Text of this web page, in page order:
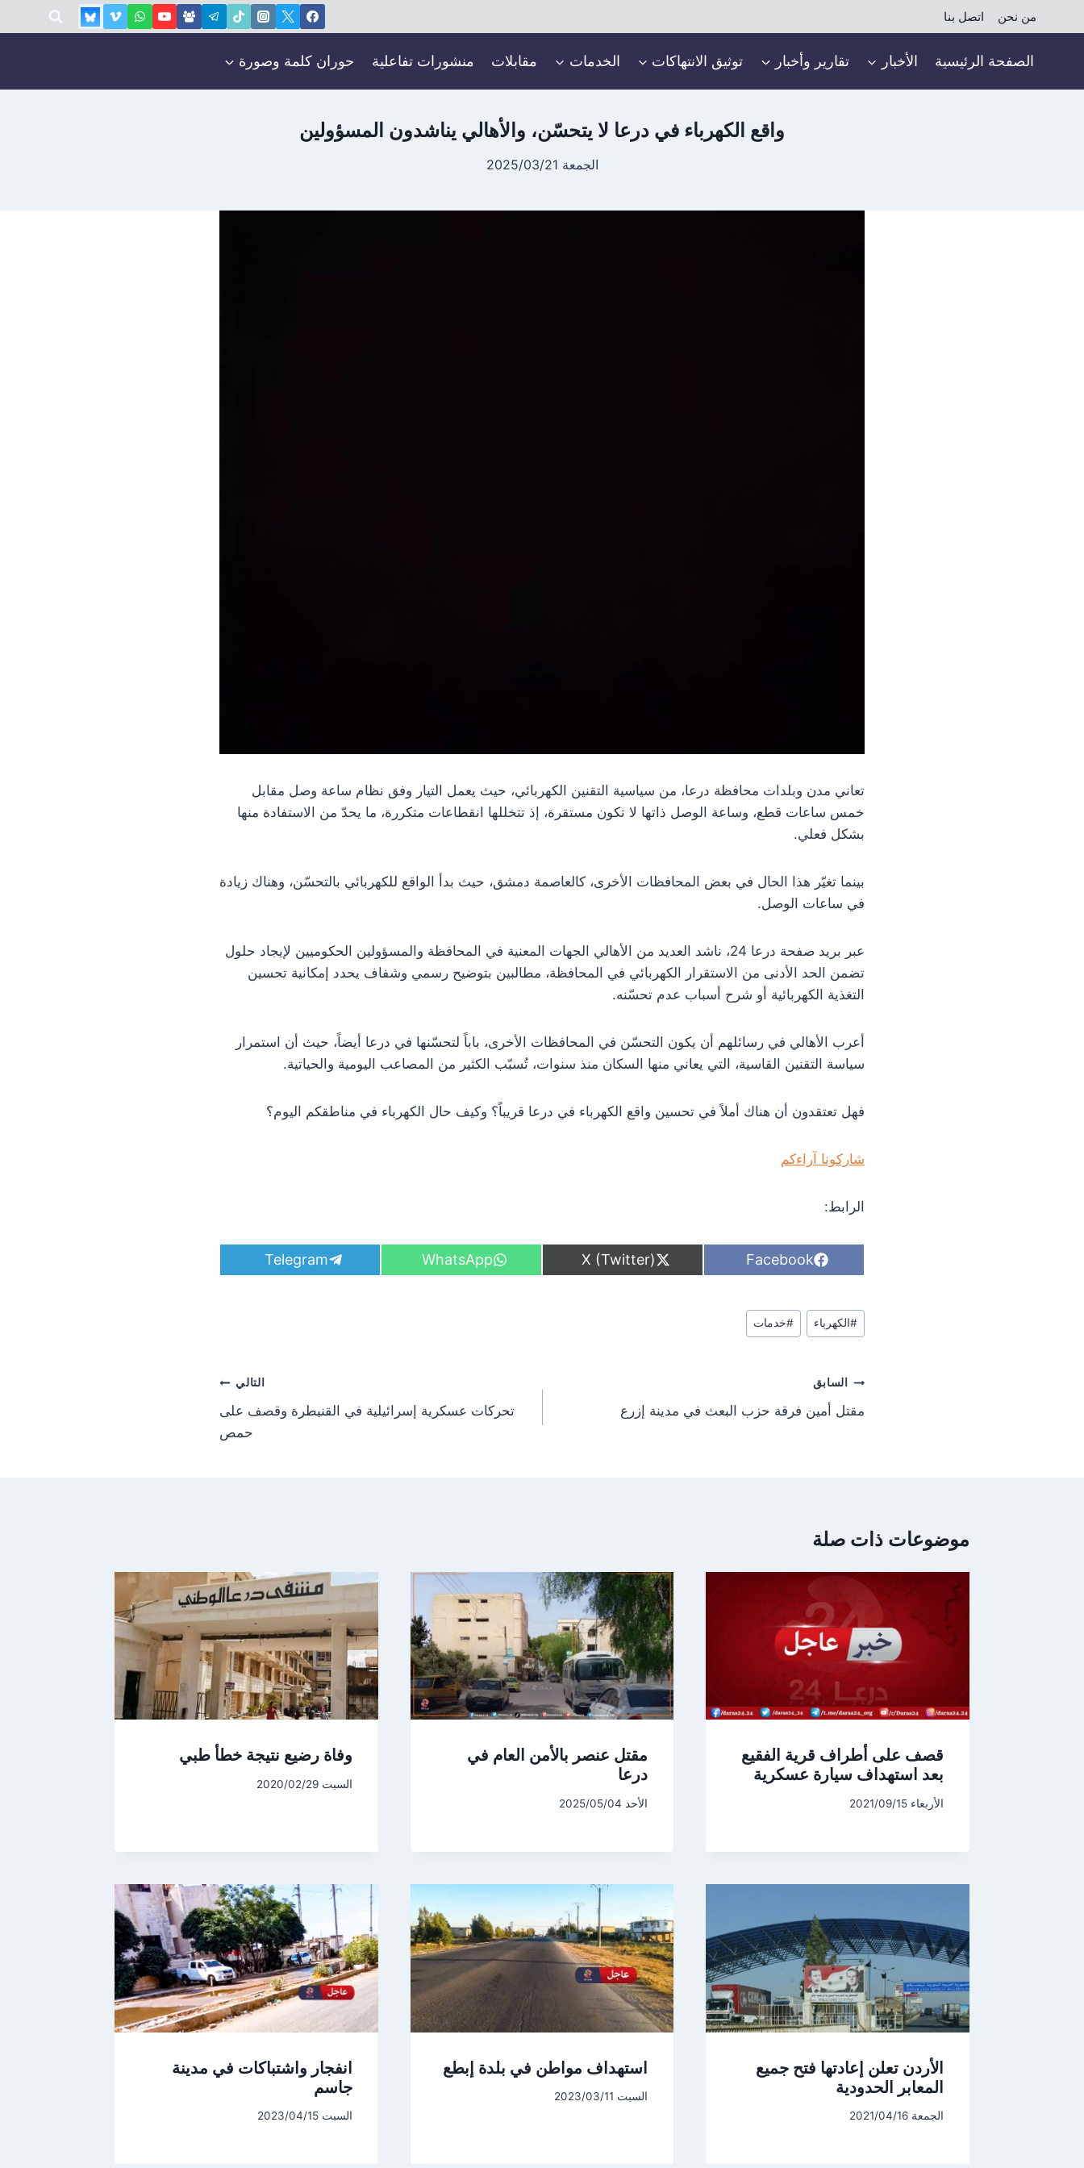
إلى
من نحن اتصل بنا
الصفحة الرئيسية الأخبار تقارير وأخبار توثيق الانتهاكات الخدمات مقابلات منشورات تفاعلية حوران كلمة وصورة
واقع الكهرباء في درعا لا يتحسّن، والأهالي يناشدون المسؤولين
الجمعة 2025/03/21
تعاني مدن وبلدات محافظة درعا، من سياسية التقنين الكهربائي، حيث يعمل التيار وفق نظام ساعة وصل مقابل
خمس ساعات قطع، وساعة الوصل ذاتها لا تكون مستقرة، إذ تتخللها انقطاعات متكررة، ما يحدّ من الاستفادة منها
بشكل فعلي.
بينما تغيّر هذا الحال في بعض المحافظات الأخرى، كالعاصمة دمشق، حيث بدأ الواقع للكهربائي بالتحسّن، وهناك زيادة
في ساعات الوصل.
عبر بريد صفحة درعا 24، ناشد العديد من الأهالي الجهات المعنية في المحافظة والمسؤولين الحكوميين لإيجاد حلول
تضمن الحد الأدنى من الاستقرار الكهربائي في المحافظة، مطالبين بتوضيح رسمي وشفاف يحدد إمكانية تحسين
التغذية الكهربائية أو شرح أسباب عدم تحسّنه.
أعرب الأهالي في رسائلهم أن يكون التحسّن في المحافظات الأخرى، باباً لتحسّنها في درعا أيضاً، حيث أن استمرار
سياسة التقنين القاسية، التي يعاني منها السكان منذ سنوات، تُسبّب الكثير من المصاعب اليومية والحياتية.
فهل تعتقدون أن هناك أملاً في تحسين واقع الكهرباء في درعا قريباً؟ وكيف حال الكهرباء في مناطقكم اليوم؟
شاركونا آراءكم
الرابط:
S
h
e
o
Facebook
S
h
X (Twitter)
S
h
WhatsApp
S
h
Telegram
وسوم
المقال:
#الكهرباء #خدمات
تصفّح
المقالات
السابق
مقتل أمين فرقة حزب البعث في مدينة إزرع
التالي
تحركات عسكرية إسرائيلية في القنيطرة وقصف على
حمص
موضوعات ذات صلة
قصف على أطراف قرية الفقيع
بعد استهداف سيارة عسكرية
الأربعاء 2021/09/15
مقتل عنصر بالأمن العام في
درعا
الأحد 2025/05/04
وفاة رضيع نتيجة خطأ طبي
السبت 2020/02/29
الأردن تعلن إعادتها فتح جميع
المعابر الحدودية
الجمعة 2021/04/16
استهداف مواطن في بلدة إبطع
السبت 2023/03/11
انفجار واشتباكات في مدينة
جاسم
السبت 2023/04/15